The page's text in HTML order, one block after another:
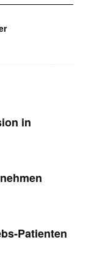
in
Patienten